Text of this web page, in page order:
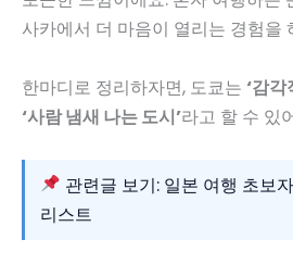
사카에서 더 마음이 열리는 경험을
한마디로 정리하자면, 도쿄는 ‘감각
‘사람 냄새 나는 도시’라고 할 수 있
관련글 보기: 일본 여행 초보
리스트